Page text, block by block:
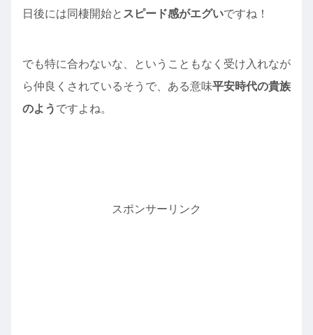
日後には同棲開始と スピード感がエグいですね！
でも特に合わないな、ということもなく受け入れなが
ら仲良くされているそうで、ある意味平安時代の貴族
のよう ですよね。
スポンサーリンク